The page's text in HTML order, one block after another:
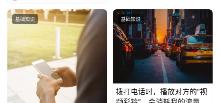
基础知识 基础知识
拨打电话时，播放对方的“视